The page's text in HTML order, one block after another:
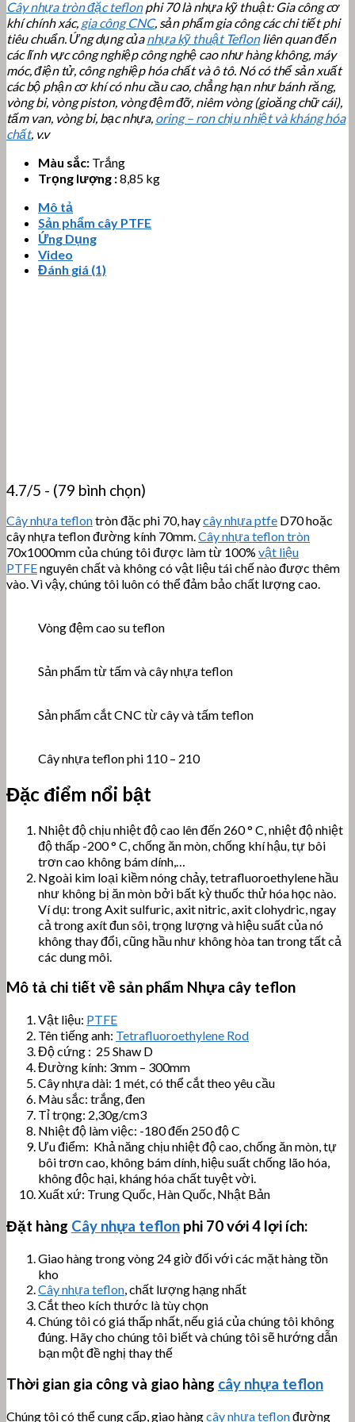
Cây nhựa tròn đặc teflonphi 70 là nhựa kỹ thuật: Gia công cơ
khí chính xác, gia công CNC, sản phẩm gia công các chi tiết phi
tiêu chuẩn. Ứng dụng củanhựa kỹ thuật Teflonliên quan đến
các lĩnh vực công nghiệp công nghệ cao như hàng không, máy
móc, điện tử, công nghiệp hóa chất và ô tô. Nó có thể sản xuất
các bộ phận cơ khí có nhu cầu cao, chẳng hạn như bánh răng,
vòng bi, vòng piston, vòng đệm đỡ, niêm vòng (gioăng chữ cái),
tấm van, vòng bi, bạc nhựa, oring – ron chịu nhiệt và kháng hóa
chất, v.v
Màu sắc: Trắng
Trọng lượng :8,85 kg
Mô tả
Sản phẩm cây PTFE
Ứng Dụng
Video
Đánh giá (1)
4.7/5 - (79 bình chọn)
Cây nhựa teflontròn đặc phi 70, haycây nhựa ptfe D70 hoặc
cây nhựa teflon đường kính 70mm.Cây nhựa teflon tròn
70x1000mm của chúng tôi được làm từ 100% vật liệu
PTFEnguyên chất và không có vật liệu tái chế nào được thêm
vào. Vì vậy, chúng tôi luôn có thể đảm bảo chất lượng cao.
Vòng đệm cao su teflon
Sản phẩm từ tấm và cây nhựa teflon
Sản phẩm cắt CNC từ cây và tấm teflon
Cây nhựa teflon phi 110 – 210
Đặc điểm nổi bật
Nhiệt độ chịu nhiệt độ cao lên đến 260 ° C, nhiệt độ nhiệt
độ thấp -200 ° C, chống ăn mòn, chống khí hậu, tự bôi
trơn cao không bám dính,…
Ngoài kim loại kiềm nóng chảy, tetrafluoroethylene hầu
như không bị ăn mòn bởi bất kỳ thuốc thử hóa học nào.
Ví dụ: trong Axit sulfuric, axit nitric, axit clohydric, ngay
cả trong axít đun sôi, trọng lượng và hiệu suất của nó
không thay đổi, cũng hầu như không hòa tan trong tất cả
các dung môi.
Mô tả chi tiết về sản phẩm Nhựa cây teflon
Vật liệu: PTFE
Tên tiếng anh: Tetrafluoroethylene Rod
Độ cứng : 25 Shaw D
Đường kính: 3mm – 300mm
Cây nhựa dài: 1 mét, có thể cắt theo yêu cầu
Màu sắc: trắng, đen
Tỉ trọng: 2,30g/cm3
Nhiệt độ làm việc: -180 đến 250 độ C
Ưu điểm: Khả năng chịu nhiệt độ cao, chống ăn mòn, tự
bôi trơn cao, không bám dính, hiệu suất chống lão hóa,
không độc hại, kháng hóa chất tuyệt vời.
Xuất xứ: Trung Quốc, Hàn Quốc, Nhật Bản
Đặt hàng Cây nhựa teflon phi 70với 4 lợi ích:
Giao hàng trong vòng 24 giờ đối với các mặt hàng tồn
kho
Cây nhựa teflon , chất lượng hạng nhất
Cắt theo kích thước là tùy chọn
Chúng tôi có giá thấp nhất, nếu giá của chúng tôi không
đúng. Hãy cho chúng tôi biết và chúng tôi sẽ hướng dẫn
bạn một đề nghị thay thế
Thời gian gia công và giao hàng cây nhựa teflon
Chúng tôi có thể cung cấp, giao hàngcây nhựa teflonđường